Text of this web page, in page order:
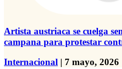
Artista austriaca se cuelga
campana para protestar
Internacional | 7 mayo, 2026